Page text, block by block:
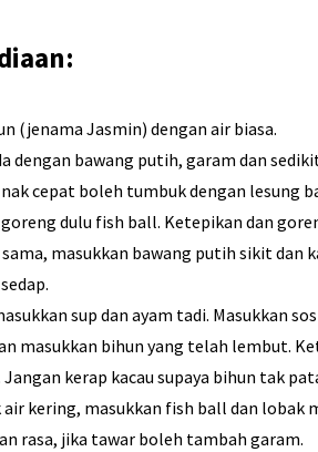
(jenama Jasmin) dengan air biasa.
dengan bawang putih, garam dan
cepat boleh tumbuk dengan lesung
goreng dulu fish ball. Ketepikan dan
sama, masukkan bawang putih sikit dan
sup dan ayam tadi. Masukkan
masukkan bihun yang telah lembut.
kerap kacau supaya bihun tak
kering, masukkan fish ball dan lobak
rasa, jika tawar boleh tambah garam.